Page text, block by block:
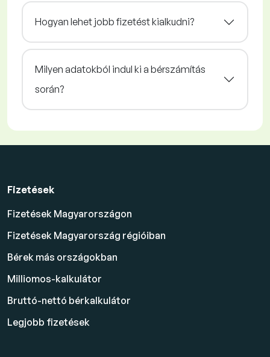
Hogyan lehet jobb fizetést kialkudni?
Milyen adatokból indul ki a bérszámítás
során?
Fizetések
Fizetések Magyarországon
Fizetések Magyarország régióiban
Bérek más országokban
Milliomos-kalkulátor
Bruttó-nettó bérkalkulátor
Legjobb fizetések